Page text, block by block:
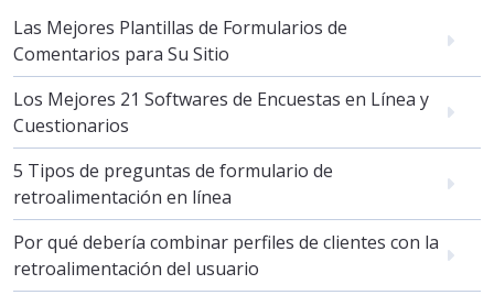
Las Mejores Plantillas de Formularios de
Comentarios para Su Sitio
Los Mejores 21 Softwares de Encuestas en Línea y
Cuestionarios
5 Tipos de preguntas de formulario de
retroalimentación en línea
Por qué debería combinar perfiles de clientes con la
retroalimentación del usuario